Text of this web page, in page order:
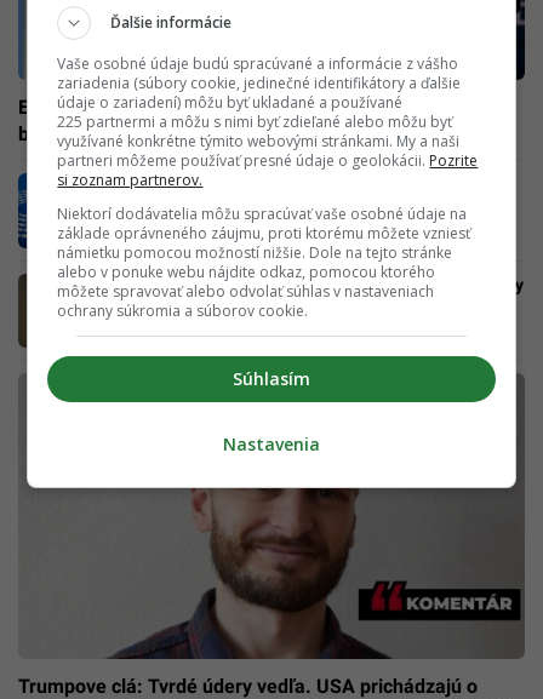
EÚ zvažuje plošné 10% clo na vývoz do USA, tvrdia
bruselskí vyjednávači
Európa pripravuje obchodný úder na USA: V
hre sú clá za 100 miliárd eur
Trump sľubuje výrazné zníženie ciel na čínsky
tovar. Nulové hodnoty vylúčil
Trumpove clá: Tvrdé údery vedľa. USA prichádzajú o
Ďalšie informácie
Vaše osobné údaje budú spracúvané a informácie z vášho
zariadenia (súbory cookie, jedinečné identifikátory a ďalšie
údaje o zariadení) môžu byť ukladané a používané
225 partnermi a môžu s nimi byť zdieľané alebo môžu byť
využívané konkrétne týmito webovými stránkami. My a naši
partneri môžeme používať presné údaje o geolokácii. Pozrite
si zoznam partnerov.
Niektorí dodávatelia môžu spracúvať vaše osobné údaje na
základe oprávneného záujmu, proti ktorému môžete vzniesť
námietku pomocou možností nižšie. Dole na tejto stránke
alebo v ponuke webu nájdite odkaz, pomocou ktorého
môžete spravovať alebo odvolať súhlas v nastaveniach
ochrany súkromia a súborov cookie.
Súhlasím
Nastavenia